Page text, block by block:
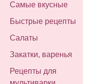
Самые вкусные
Быстрые рецепты
Салаты
Закатки, варенья
Рецепты для